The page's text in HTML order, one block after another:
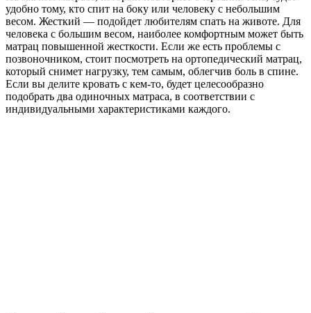
удобно тому, кто спит на боку или человеку с небольшим
весом. Жесткий — подойдет любителям спать на животе. Для
человека с большим весом, наиболее комфортным может быть
матрац повышенной жесткости. Если же есть проблемы с
позвоночником, стоит посмотреть на ортопедический матрац,
который снимет нагрузку, тем самым, облегчив боль в спине.
Если вы делите кровать с кем-то, будет целесообразно
подобрать два одиночных матраса, в соответствии с
индивидуальными характеристиками каждого.